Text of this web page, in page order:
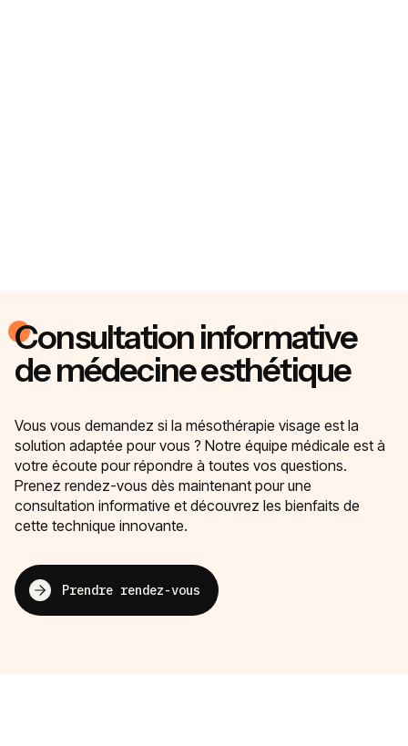
Consultation informative
de médecine esthétique
Vous vous demandez si la mésothérapie visage est la
solution adaptée pour vous ? Notre équipe médicale est à
votre écoute pour répondre à toutes vos questions.
Prenez rendez-vous dès maintenant pour une
consultation informative et découvrez les bienfaits de
cette technique innovante.
Prendre rendez-vous